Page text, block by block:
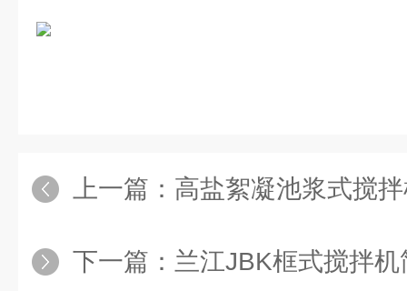
上一篇： 高盐絮凝池浆式搅
下一篇： 兰江JBK框式搅拌机